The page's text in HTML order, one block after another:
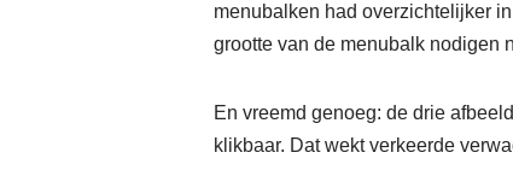
menubalken had overzichtelijker
grootte van de menubalk nodigen
En vreemd genoeg: de drie
klikbaar. Dat wekt verkeerde